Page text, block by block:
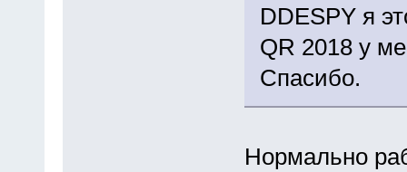
DDESPY я
QR 2018 у
Спасибо.
Нормально